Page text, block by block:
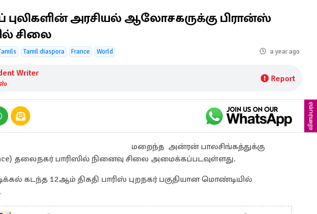
புலிகளின் அரசியல் ஆலோசகருக்கு பிரான்ஸ்
சிலை
Tamil diaspora France World a year ago
Writer
Report
விளம்பரம்
மறைந்த அன்ரன் பாலசிங்கத்துக்கு
தலைநகர் பாரிஸில் நினைவு சிலை அமைக்கப்படவுள்ளது.
கடந்த 12ஆம் திகதி பாரிஸ் புறநகர் பகுதியான மொண்டியில்